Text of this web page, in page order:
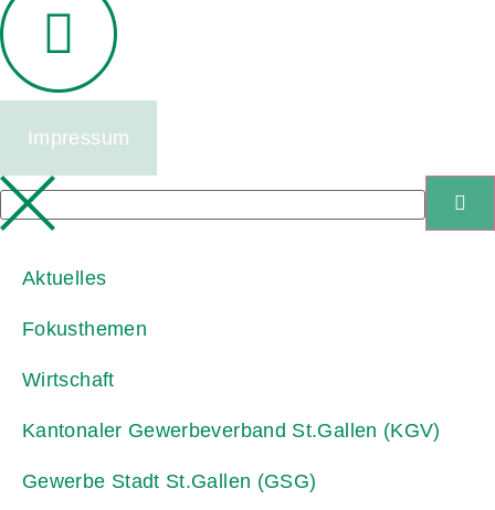
Impressum
Aktuelles
Fokusthemen
Wirtschaft
Kantonaler Gewerbeverband St.Gallen (KGV)
Gewerbe Stadt St.Gallen (GSG)